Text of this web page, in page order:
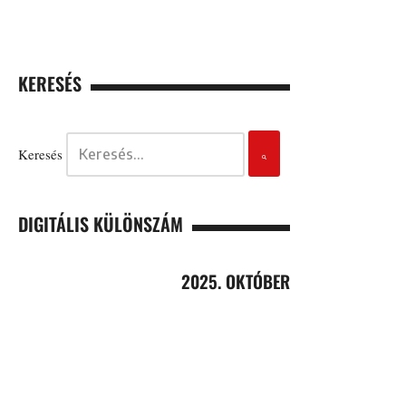
KERESÉS
Keresés
DIGITÁLIS KÜLÖNSZÁM
2025. OKTÓBER